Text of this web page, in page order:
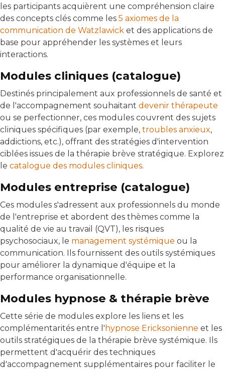
les participants acquièrent une compréhension claire
des concepts clés comme les 5 axiomes de la
communication de Watzlawick et des applications de
base pour appréhender les systèmes et leurs
interactions.
Modules cliniques (catalogue)
Destinés principalement aux professionnels de santé et
de l'accompagnement souhaitant devenir thérapeute
ou se perfectionner, ces modules couvrent des sujets
cliniques spécifiques (par exemple, troubles anxieux,
addictions, etc.), offrant des stratégies d'intervention
ciblées issues de la thérapie brève stratégique. Explorez
le catalogue des modules cliniques.
Modules entreprise (catalogue)
Ces modules s'adressent aux professionnels du monde
de l'entreprise et abordent des thèmes comme la
qualité de vie au travail (QVT), les risques
psychosociaux, le management systémique ou la
communication. Ils fournissent des outils systémiques
pour améliorer la dynamique d'équipe et la
performance organisationnelle.
Modules hypnose & thérapie brève
Cette série de modules explore les liens et les
complémentarités entre l' hypnose Ericksonienne et les
outils stratégiques de la thérapie brève systémique. Ils
permettent d'acquérir des techniques
d'accompagnement supplémentaires pour faciliter le